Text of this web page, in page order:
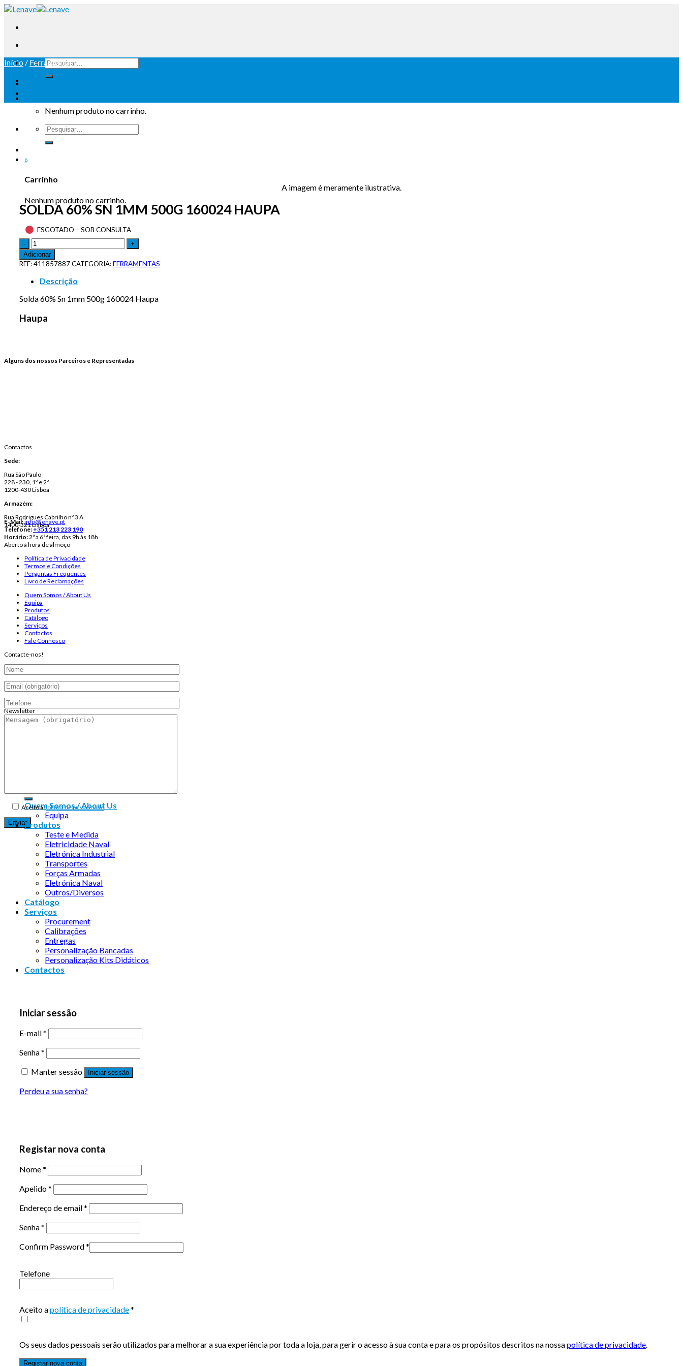
Nenhum produto no carrinho.
0
Carrinho
Nenhum produto no carrinho.
Início / Ferramentas
A imagem é meramente ilustrativa.
SOLDA 60% SN 1MM 500G 160024 HAUPA
ESGOTADO – SOB CONSULTA
Adicionar
REF:411857887CATEGORIA:FERRAMENTAS
Descrição
Solda 60% Sn 1mm 500g 160024 Haupa
Haupa
Alguns dos nossos Parceiros e Representadas
Contactos
Sede:
Rua São Paulo
228 - 230, 1º e 2º
1200-430 Lisboa
Armazém:
Rua Rodrigues Cabrilho nº 3 A
1400-321 Lisboa
E-Mail:info@lenave.pt
Telefone:+351 213 223 190
Horário:2ª a 6ª feira, das 9h às 18h
Aberto à hora de almoço
Política de Privacidade
Termos e Condições
Perguntas Frequentes
Livro de Reclamações
Quem Somos / About Us
Equipa
Produtos
Catálogo
Serviços
Contactos
Fale Connosco
Contacte-nos!
Aceito apolítica de privacidade
Newsletter
Endereço de email:
Quem Somos / About Us
Equipa
Produtos
Teste e Medida
Eletricidade Naval
Eletrónica Industrial
Transportes
Forças Armadas
Eletrónica Naval
Outros/Diversos
Catálogo
Serviços
Procurement
Calibrações
Entregas
Personalização Bancadas
Personalização Kits Didáticos
Contactos
Iniciar sessão
E-mail*
Senha*
Manter sessão
Iniciar sessão
Perdeu a sua senha?
Registar nova conta
Nome*
Apelido*
Endereço de email*
Senha*
Confirm Password*
Telefone
Aceito apolítica de privacidade*
Os seus dados pessoais serão utilizados para melhorar a sua experiência por toda a loja, para gerir o acesso à sua conta e para os propósitos descritos na nossapolítica de privacidade.
Registar nova conta